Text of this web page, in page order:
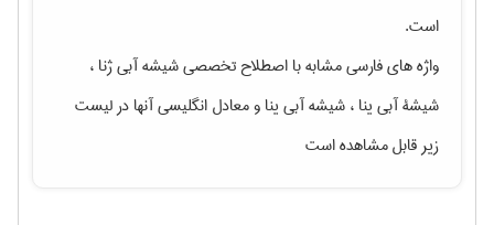
است.
واژه های فارسی مشابه با اصطلاح تخصصیشیشه آبی ژنا ،
شیشۀ آبی ینا ، شیشه آبی یناو معادل انگلیسی آنها در لیست
زیر قابل مشاهده است